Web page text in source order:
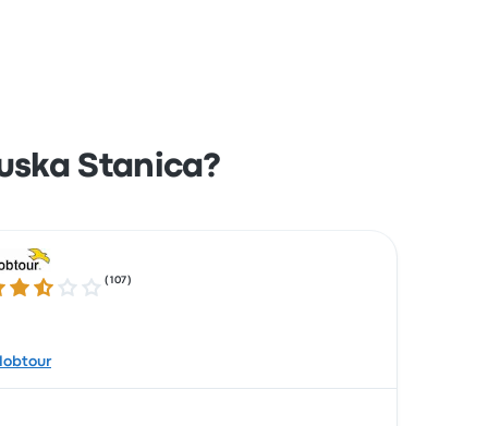
Stanica?
gwiazdek w skali do 5
( 107 )